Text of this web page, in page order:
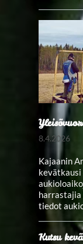
8.4.2026
Kajaanin
kevätkausi
harrastajia
tiedot
Kutsu